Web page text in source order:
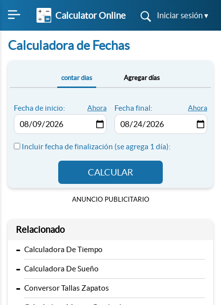
Calculator Online Iniciar sesión ▾
Calculadora de Fechas
contar dias Agregar días
Fecha de inicio: Ahora Fecha final: Ahora
Incluir fecha de finalización (se agrega 1 día):
CALCULAR
ANUNCIO PUBLICITARIO
Relacionado
- Calculadora De Tiempo
- Calculadora De Sueño
- Conversor Tallas Zapatos